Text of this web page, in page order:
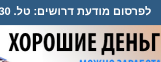
לפרסום מודעת דרושים: טל. 052-4701330